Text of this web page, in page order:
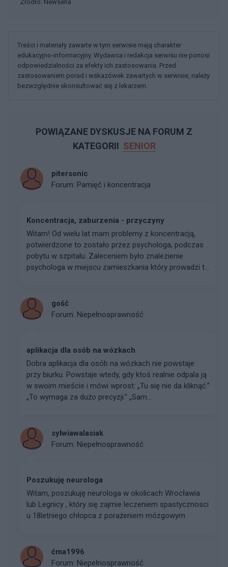
Źródło: Newseria
Treści i materiały zawarte w tym serwisie mają charakter
edukacyjno-informacyjny. Wydawca i redakcja serwisu nie ponosi
odpowiedzialności za efekty ich zastosowania. Przed
zastosowaniem porad i wskazówek zawartych w serwisie, należy
bezwzględnie skonsultować się z lekarzem.
POWIĄZANE DYSKUSJE NA FORUM Z
KATEGORII SENIOR
pitersonic
Forum: Pamięć i koncentracja
Koncentracja, zaburzenia - przyczyny
Witam! Od wielu lat mam problemy z koncentracją,
potwierdzone to zostało przez psychologa, podczas
pobytu w szpitalu. Zaleceniem było znalezienie
psychologa w miejscu zamieszkania który prowadzi t...
gość
Forum: Niepełnosprawność
aplikacja dla osób na wózkach
Dobra aplikacja dla osób na wózkach nie powstaje
przy biurku. Powstaje wtedy, gdy ktoś realnie odpala ją
w swoim mieście i mówi wprost: „Tu się nie da kliknąć.”
„To wymaga za dużo precyzji.” „Sam...
sylwiawalasiak
Forum: Niepełnosprawność
Poszukuję neurologa
Witam, poszukuję neurologa w okolicach Wrocławia
lub Legnicy , który się zajmie leczeniem spastycznosci
u 18letniego chłopca z porażeniem mózgowym
ćma1996
Forum: Niepełnosprawność